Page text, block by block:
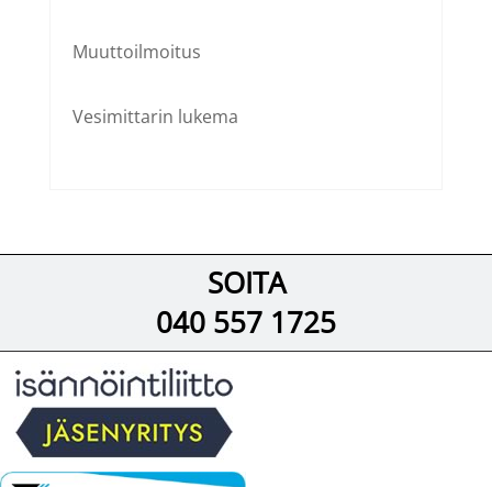
Muuttoilmoitus
Vesimittarin lukema
SOITA
040 557 1725